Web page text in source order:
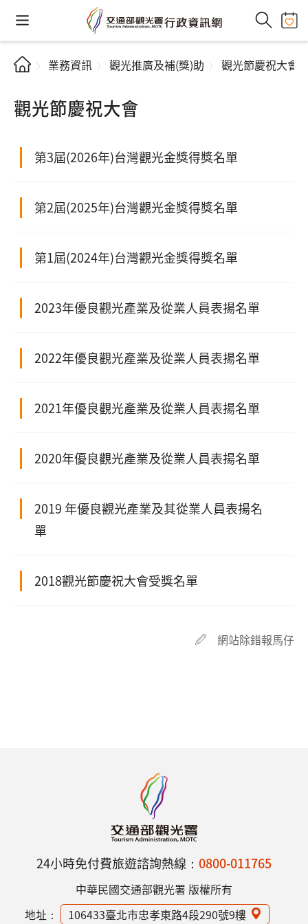
業務資訊 觀光推廣及補(獎)助 觀光節慶祝大會
觀光節慶祝大會
第3屆(2026年)台灣觀光金獎得獎名單
第2屆(2025年)台灣觀光金獎得獎名單
第1屆(2024年)台灣觀光金獎得獎名單
2023年優良觀光產業及從業人員表揚名單
2022年優良觀光產業及從業人員表揚名單
2021年優良觀光產業及從業人員表揚名單
2020年優良觀光產業及從業人員表揚名單
2019 年優良觀光產業及其從業人員表揚名
單
2018觀光節慶祝大會受獎名單
網站除錯報馬仔
24小時免付費旅遊諮詢熱線： 0800-011765
中華民國交通部觀光署 版權所有
地址：
106433臺北市忠孝東路4段290號9樓